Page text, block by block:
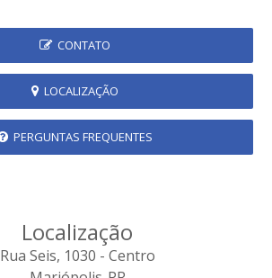
CONTATO
LOCALIZAÇÃO
PERGUNTAS FREQUENTES
Localização
Rua Seis, 1030 - Centro